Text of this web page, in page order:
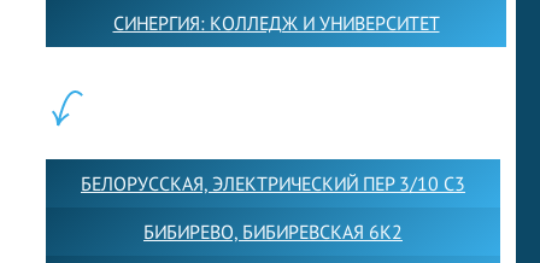
СИНЕРГИЯ: КОЛЛЕДЖ И УНИВЕРСИТЕТ
БЕЛОРУССКАЯ, ЭЛЕКТРИЧЕСКИЙ ПЕР 3/10 С3
БИБИРЕВО, БИБИРЕВСКАЯ 6К2